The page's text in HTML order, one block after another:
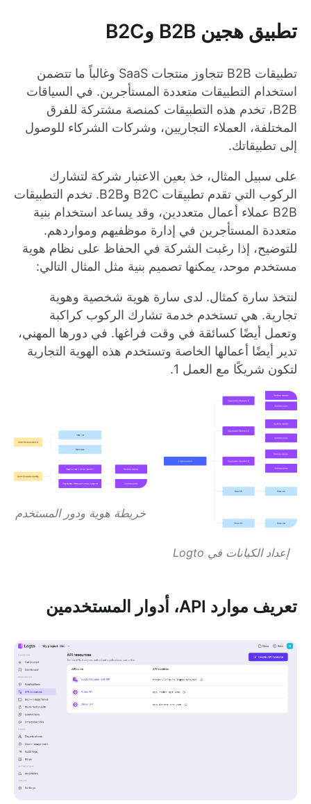
تطبيق هجين B2B وB2C
تطبيقات B2B تتجاوز منتجات SaaS وغالباً ما تتضمن
استخدام التطبيقات متعددة المستأجرين. في السياقات
B2B، تخدم هذه التطبيقات كمنصة مشتركة للفرق
المختلفة، العملاء التجاريين، وشركات الشركاء للوصول
إلى تطبيقاتك.
على سبيل المثال، خذ بعين الاعتبار شركة لتشارك
الركوب التي تقدم تطبيقات B2C وB2B. تخدم التطبيقات
B2B عملاء أعمال متعددين، وقد يساعد استخدام بنية
متعددة المستأجرين في إدارة موظفيهم ومواردهم.
للتوضيح، إذا رغبت الشركة في الحفاظ على نظام هوية
مستخدم موحد، يمكنها تصميم بنية مثل المثال التالي:
لنتخذ سارة كمثال. لدى سارة هوية شخصية وهوية
تجارية. هي تستخدم خدمة تشارك الركوب كراكبة
وتعمل أيضًا كسائقة في وقت فراغها. في دورها المهني،
تدير أيضًا أعمالها الخاصة وتستخدم هذه الهوية التجارية
لتكون شريكًا مع العمل 1.
إعداد الكيانات في Logto
خريطة هوية ودور المستخدم
تعريف موارد API، أدوار المستخدمين